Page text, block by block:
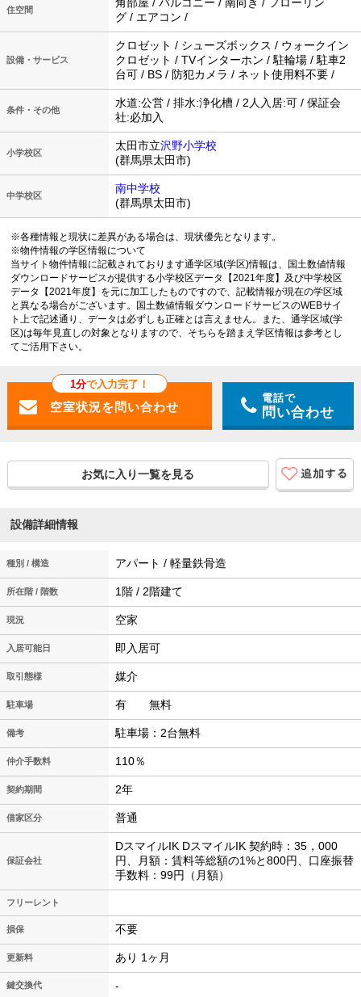
住空間
グ / エアコン /
設備・サービス
クロゼット / シューズボックス / ウォークイン
クロゼット / TVインターホン / 駐輪場 / 駐車2
台可 / BS / 防犯カメラ / ネット使用料不要 /
条件・その他
水道:公営 / 排水:浄化槽 / 2人入居:可 / 保証会
社:必加入
小学校区
太田市立沢野小学校
(群馬県太田市)
中学校区
南中学校
(群馬県太田市)
※各種情報と現状に差異がある場合は、現状優先となります。
※物件情報の学区情報について
当サイト物件情報に記載されております通学区域(学区)情報は、国土数値情報
ダウンロードサービスが提供する小学校区データ【2021年度】及び中学校区
データ【2021年度】を元に加工したものですので、記載情報が現在の学区域
と異なる場合がございます。国土数値情報ダウンロードサービスのWEBサイ
ト上で記述通り、データは必ずしも正確とは言えません。また、通学区域(学
区)は毎年見直しの対象となりますので、そちらを踏まえ学区情報は参考とし
てご活用下さい。
1分で入力完了！
電話で
問い合わせ
お気に入り一覧を見る
設備詳細情報
種別 / 構造 アパート / 軽量鉄骨造
所在階 / 階数 1階 / 2階建て
現況 空家
入居可能日 即入居可
取引態様 媒介
駐車場 有 無料
備考 駐車場：2台無料
仲介手数料 110％
契約期間 2年
借家区分 普通
保証会社
DスマイルIK DスマイルIK 契約時：35，000
円、月額：賃料等総額の1%と800円、口座振替
手数料：99円（月額）
フリーレント
損保 不要
更新料 あり 1ヶ月
鍵交換代 -